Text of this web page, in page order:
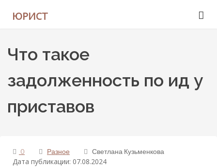
ЮРИСТ
Что такое
задолженность по ид у
приставов
0 Разное Светлана Кузьменкова
Дата публикации: 07.08.2024